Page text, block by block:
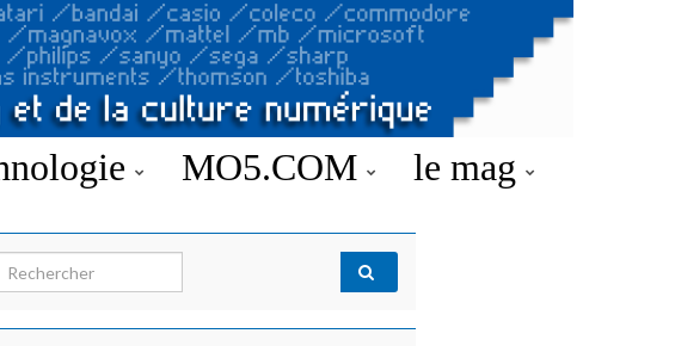
MO5.COM le mag
Search for: